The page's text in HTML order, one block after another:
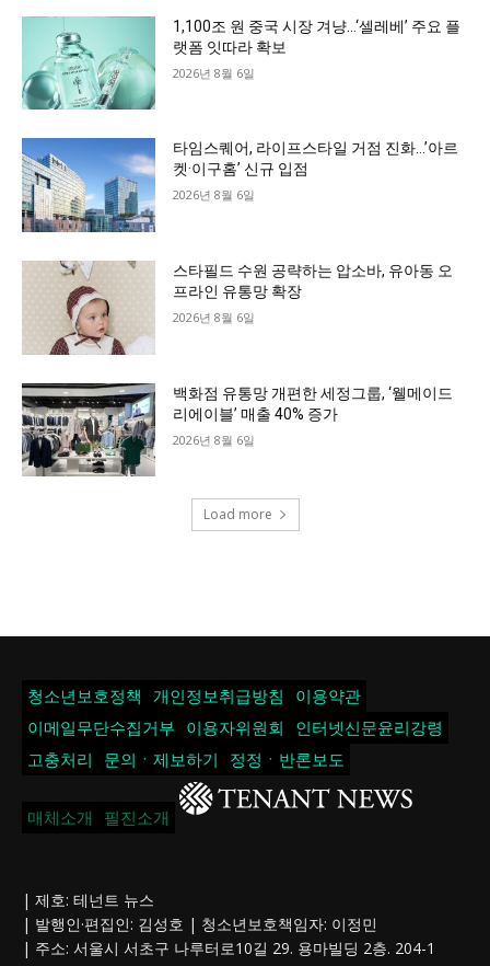
1,100조 원 중국 시장 겨냥…‘셀레베’ 주요 플
랫폼 잇따라 확보
2026년 8월 6일
타임스퀘어, 라이프스타일 거점 진화…’아르
켓·이구홈’ 신규 입점
2026년 8월 6일
스타필드 수원 공략하는 압소바, 유아동 오
프라인 유통망 확장
2026년 8월 6일
백화점 유통망 개편한 세정그룹, ‘웰메이드
리에이블’ 매출 40% 증가
2026년 8월 6일
Load more
청소년보호정책 개인정보취급방침
이용약관
이메일무단수집거부
이용자위원회
인터넷신문윤리강령
고충처리
문의ㆍ제보하기 정정ㆍ반론보도
매체소개 필진소개
| 제호: 테넌트 뉴스
| 발행인·편집인: 김성호 | 청소년보호책임자: 이정민
| 주소: 서울시 서초구 나루터로10길 29. 용마빌딩 2층. 204-1